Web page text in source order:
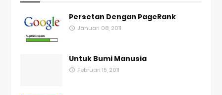
Persetan Dengan PageRank
Januari 08, 2011
Untuk Bumi Manusia
Februari 15, 2011